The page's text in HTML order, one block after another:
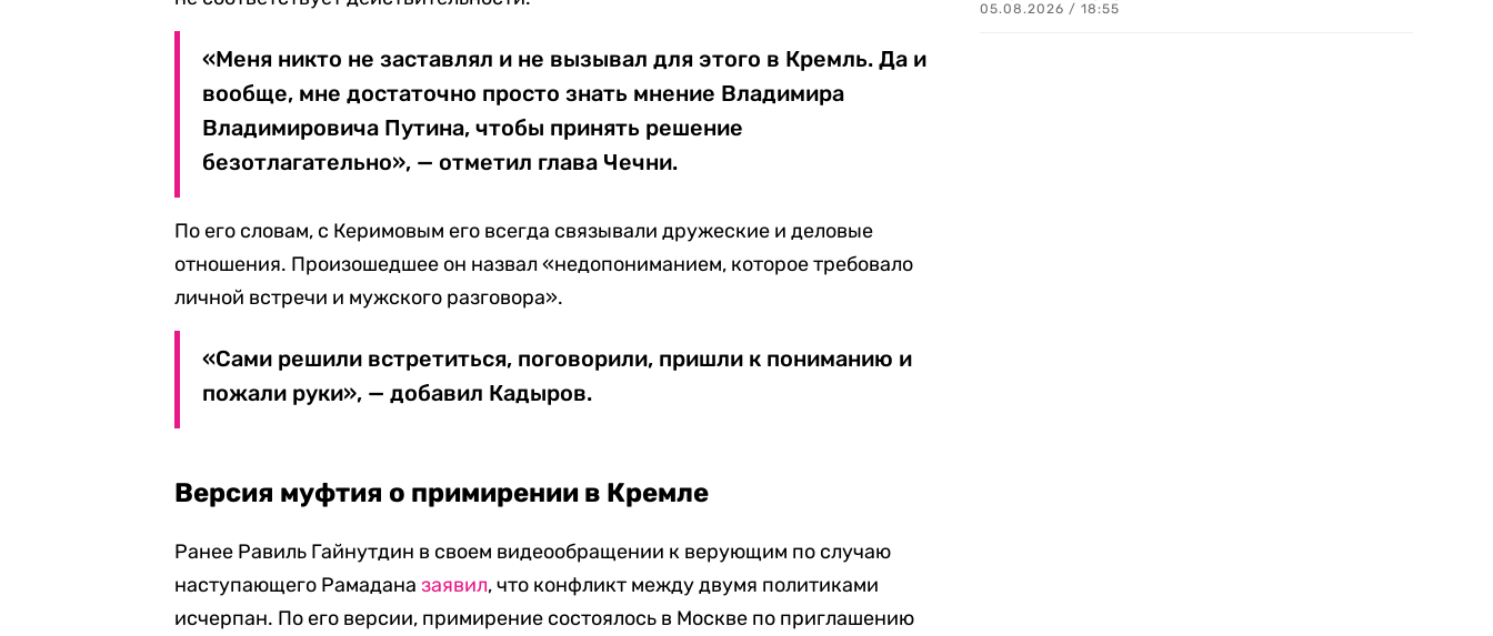
«Меня никто не заставлял и не вызывал для этого в Кремль. Да и
вообще, мне достаточно просто знать мнение Владимира
Владимировича Путина, чтобы принять решение
безотлагательно», — отметил глава Чечни.
По его словам, с Керимовым его всегда связывали дружеские и деловые
отношения. Произошедшее он назвал «недопониманием, которое требовало
личной встречи и мужского разговора».
«Сами решили встретиться, поговорили, пришли к пониманию и
пожали руки», — добавил Кадыров.
Версия муфтия о примирении в Кремле
Ранее Равиль Гайнутдин в своем видеообращении к верующим по случаю
наступающего Рамаданазаявил, что конфликт между двумя политиками
исчерпан. По его версии, примирение состоялось в Москве по приглашению
05.08.2026 / 18:55